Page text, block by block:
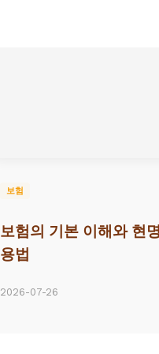
보험
보험의 기본 이해와 현
용법
2026-07-26